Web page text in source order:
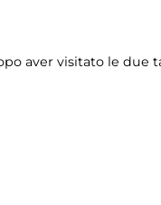
aver visitato le due